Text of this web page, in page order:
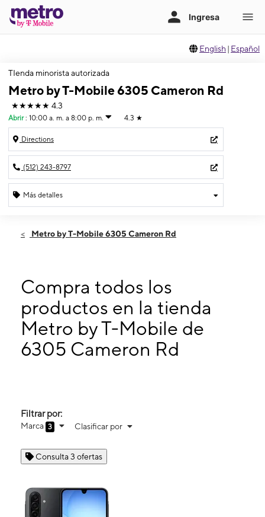
English | Español
TIenda minorista autorizada
Metro by T-Mobile 6305 Cameron Rd
★★★★★ 4.3
Abrir : 10:00 a. m. a 8:00 p. m. 4.3 ★
Directions
(512) 243-8797
Más detalles
Jueves:10:00 a. m. a 8:00 p. m.
Lunes:
10:00 a. m. a 8:00 p. m.
Martes: 10:00 a. m. a 8:00 p. m.
Miérc:10:00 a. m. a 8:00 p. m.
6305 Cameron Rd Ste 112 Austin, TX 78723
Metro by T-Mobile 6305 Cameron Rd
Compra todos los
productos en la tienda
Metro by T-Mobile de
6305 Cameron Rd
Filtrar por:
Marca 3 Clasificar por
Consulta 3 ofertas